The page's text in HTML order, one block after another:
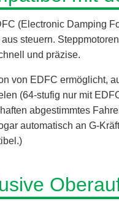
(Electronic Damping
steuern.
und präzise.
von EDFC ermöglicht,
(64-stufig nur mit
abgestimmtes
automatisch an G-